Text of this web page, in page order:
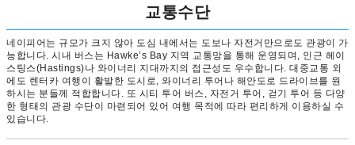
교통수단
네이피어는 규모가 크지 않아 도심 내에서는 도보나 자전거만으로도 관광이 가
능합니다. 시내 버스는 Hawke’s Bay 지역 교통망을 통해 운영되며, 인근 헤이
스팅스(Hastings)나 와이너리 지대까지의 접근성도 우수합니다. 대중교통 외
에도 렌터카 여행이 활발한 도시로, 와이너리 투어나 해안도로 드라이브를 원
하시는 분들께 적합합니다. 또 시티 투어 버스, 자전거 투어, 걷기 투어 등 다양
한 형태의 관광 수단이 마련되어 있어 여행 목적에 따라 편리하게 이용하실 수
있습니다.